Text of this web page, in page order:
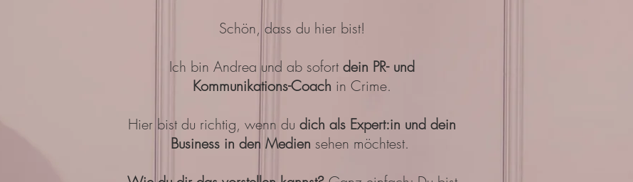
Schön, dass du hier bist!
Ich bin Andrea und ab sofort dein PR- und
Kommunikations-Coach in Crime.
Hier bist du richtig, wenn du dich als Expert:in und dein
Business in den Medien sehen möchtest.